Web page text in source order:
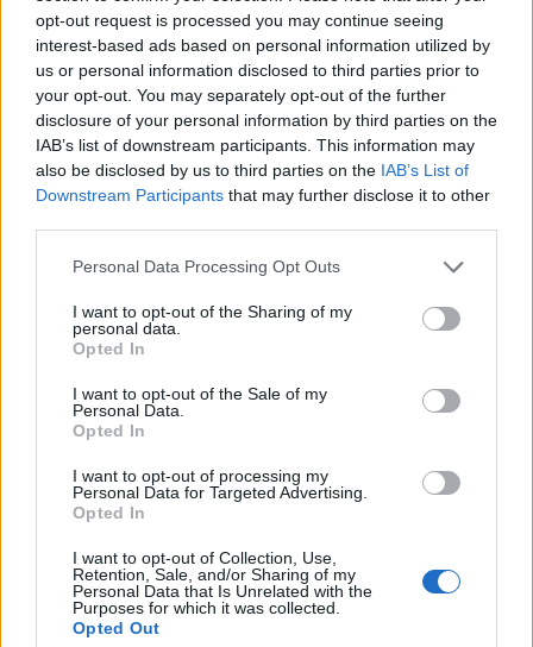
opt-out request is processed you may continue seeing
interest-based ads based on personal information utilized by
us or personal information disclosed to third parties prior to
your opt-out. You may separately opt-out of the further
disclosure of your personal information by third parties on the
IAB’s list of downstream participants. This information may
also be disclosed by us to third parties on the IAB’s List of
Downstream Participants that may further disclose it to other
Personal Data Processing Opt Outs
I want to opt-out of the Sharing of my
personal data.
Opted In
I want to opt-out of the Sale of my
Personal Data.
Opted In
I want to opt-out of processing my
Personal Data for Targeted Advertising.
Opted In
I want to opt-out of Collection, Use,
Retention, Sale, and/or Sharing of my
Personal Data that Is Unrelated with the
Purposes for which it was collected.
Opted Out
00:00